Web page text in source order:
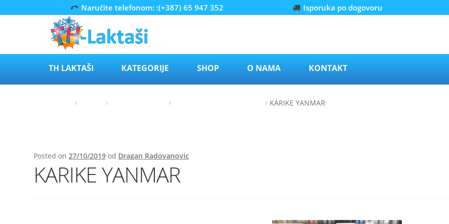
Naručite telefonom: :(+387) 65 947 352 Isporuka po dogovoru
Preskoči
navigaciju
sadržaja
TH LAKTAŠI KATEGORIJE SHOP O NAMA KONTAKT
KARIKE YANMAR
Posted on27/10/2019 od Dragan Radovanovic
KARIKE YANMAR